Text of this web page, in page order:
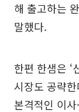
해 출고하는
말했다.
한편 한샘은 ‘
시장도 공략
본격적인 이